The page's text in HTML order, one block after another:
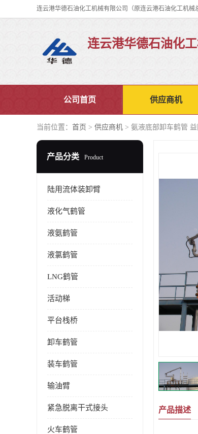
连云港华德石油化
公司首页 供应商机
当前位置： 首页 > 供应商机 > 氨液底部卸车鹤管
产品分类 Product
陆用流体装卸臂
液化气鹤管
液氨鹤管
液氯鹤管
LNG鹤管
活动梯
平台栈桥
卸车鹤管
装车鹤管
输油臂
紧急脱离干式接头
火车鹤管
产品描述